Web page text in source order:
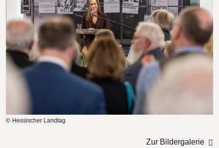
Hessischer Landtag
Zur Bildergalerie